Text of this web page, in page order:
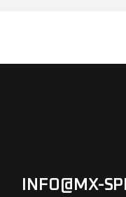
INFO@MX-